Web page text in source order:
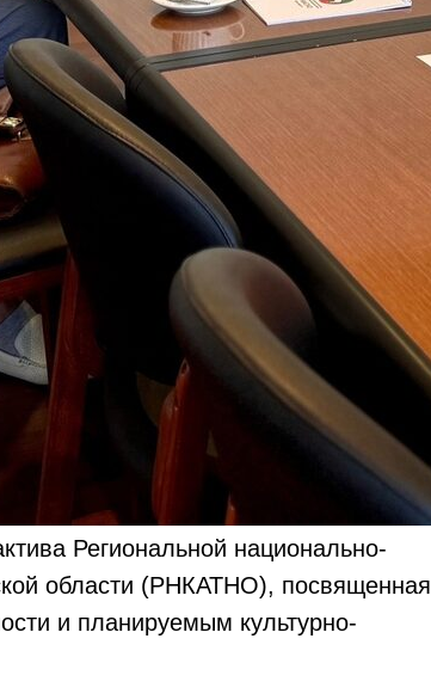
Региональной национально-
области (РНКАТНО), посвященная
и планируемым культурно-